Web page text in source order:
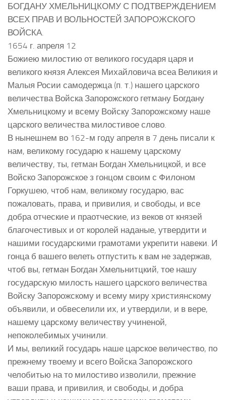
БОГДАНУ ХМЕЛЬНИЦКОМУ С ПОДТВЕРЖДЕНИЕМ
ВСЕХ ПРАВ И ВОЛЬНОСТЕЙ ЗАПОРОЖСКОГО
ВОЙСКА.
1654 г. апреля 12
Божиею милостию от великого государя царя и
великого князя Алексея Михайловича всеа Великия и
Малыя Росии самодержца (п. т.) нашего царского
величества Войска Запорожского гетману Богдану
Хмельницкому и всему Войску Запорожскому наше
царского величества милостивое слово.
В нынешнем во 162-м году апреля в 7 день писали к
нам, великому государю к нашему царскому
величеству, ты, гетман Богдан Хмельницкой, и все
Войско Запорожское з гонцом своим с Филоном
Горкушею, чтоб нам, великому государю, вас
пожаловать, права, и привилия, и свободы, и все
добра отческие и праотческие, из веков от князей
благочестивых и от королей наданые, утвердити и
нашими государскими грамотами укрепити навеки. И
гонца б вашего велеть отпустить к вам не задержав,
чтоб вы, гетман Богдан Хмельнитцкий, тое нашу
государскую милость нашего царского величества
Войску Запорожскому и всему миру християнскому
объявили, и обвеселили их, и утвердили, и в вере,
нашему царскому величеству учиненой,
непоколебимых учинили.
И мы, великий государь наше царское величество, по
прежнему твоему и всего Войска Запорожского
челобитью на то милостиво изволили, прежние
ваши права, и привилия, и свободы, и добра